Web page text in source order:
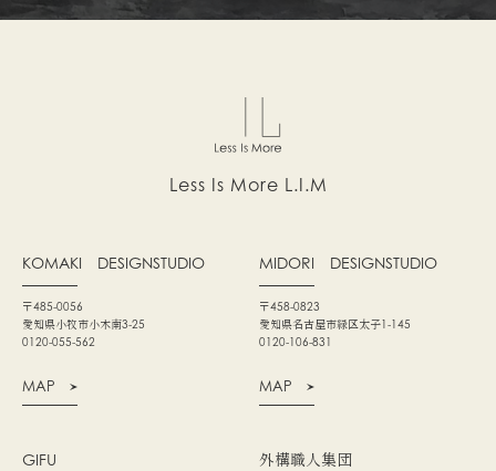
Less Is More L.I.M
KOMAKI DESIGNSTUDIO
〒485-0056
愛知県小牧市小木南3-25
0120-055-562
MAP
MIDORI DESIGNSTUDIO
〒458-0823
愛知県名古屋市緑区太子1-145
0120-106-831
MAP
GIFU 外構職人集団